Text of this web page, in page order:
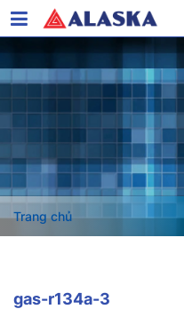
Trang chủ
gas-r134a-3